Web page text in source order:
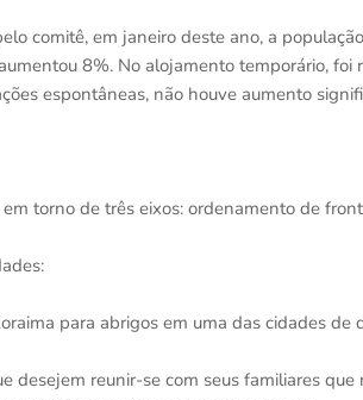
comitê, em janeiro deste ano, a
8%. No alojamento temporário,
espontâneas, não houve aumento
torno de três eixos: ordenamento de
para abrigos em uma das cidades de
desejem reunir-se com seus familiares